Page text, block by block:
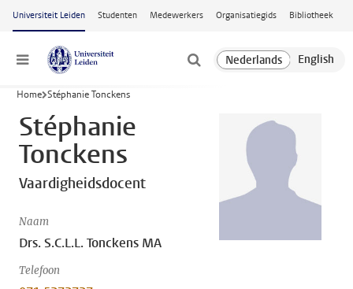
Ga naar hoofdinhoud
Universiteit Leiden Studenten Medewerkers Organisatiegids Bibliotheek
Menu
Home Stéphanie Tonckens
Stéphanie
Tonckens
Vaardigheidsdocent
Naam
Drs. S.C.L.L. Tonckens MA
Telefoon